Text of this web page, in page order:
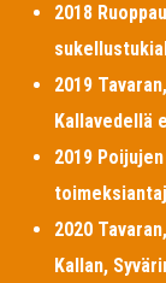
2018
2019
Kallavedellä
2019
2020
Kallan,